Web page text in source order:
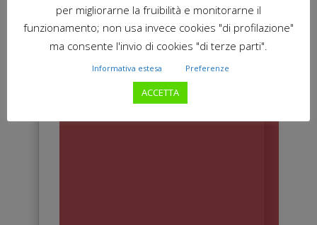
per migliorarne la fruibilità e monitorarne il
funzionamento; non usa invece cookies "di profilazione"
ma consente l'invio di cookies "di terze parti".
Informativa estesa Preferenze
ACCETTA